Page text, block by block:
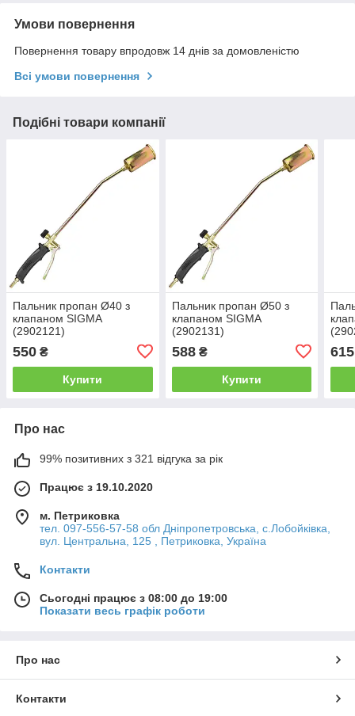
Умови повернення
Повернення товару впродовж 14 днів за домовленістю
Всі умови повернення
Подібні товари компанії
Пальник пропан Ø40 з
клапаном SIGMA
(2902121)
550 ₴
Купити
Пальник пропан Ø50 з
клапаном SIGMA
(2902131)
588₴
Купити
615
Про нас
99% позитивних з 321 відгука за рік
Працює з 19.10.2020
м. Петриковка
тел. 097-556-57-58 обл Дніпропетровська, с.Лобойківка,
вул. Центральна, 125 , Петриковка, Україна
Контакти
Сьогодні працює з 08:00 до 19:00
Показати весь графік роботи
Про нас
Контакти